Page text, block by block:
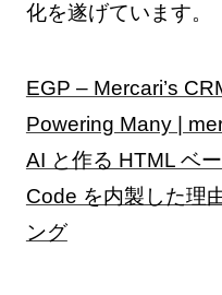
化を遂げています。
EGP – Mercari’s
Powering Many |
AI と作る HTML ベ
Code を内製した理
ング